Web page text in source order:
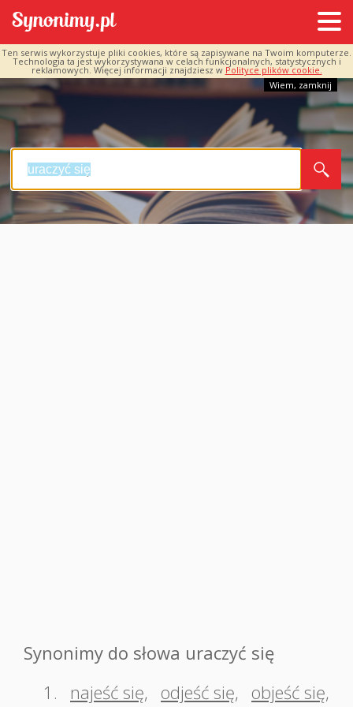
Ten serwis wykorzystuje pliki cookies, które są zapisywane na Twoim komputerze.
Technologia ta jest wykorzystywana w celach funkcjonalnych, statystycznych i
reklamowych. Więcej informacji znajdziesz w Polityce plików cookie.
Wiem, zamknij
Synonimy do słowa uraczyć się
1.
najeść się, odjeść się, objeść się,